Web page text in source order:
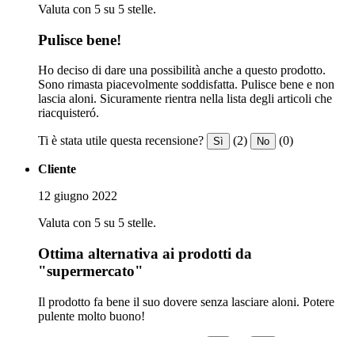
Valuta con 5 su 5 stelle.
Pulisce bene!
Ho deciso di dare una possibilità anche a questo prodotto.
Sono rimasta piacevolmente soddisfatta. Pulisce bene e non
lascia aloni. Sicuramente rientra nella lista degli articoli che
riacquisteró.
Ti è stata utile questa recensione? Sì (2) No (0)
Cliente
12 giugno 2022
Valuta con 5 su 5 stelle.
Ottima alternativa ai prodotti da
"supermercato"
Il prodotto fa bene il suo dovere senza lasciare aloni. Potere
pulente molto buono!